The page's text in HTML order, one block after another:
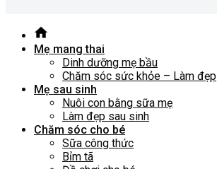
Mẹ mang thai
Dinh dưỡng mẹ bầu
Chăm sóc sức khỏe – Làm đẹp
Mẹ sau sinh
Nuôi con bằng sữa mẹ
Làm đẹp sau sinh
Chăm sóc cho bé
Sữa công thức
Bỉm tã